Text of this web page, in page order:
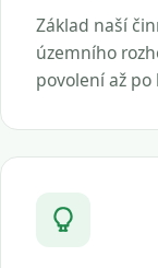
Základ naší
územního
povolení až